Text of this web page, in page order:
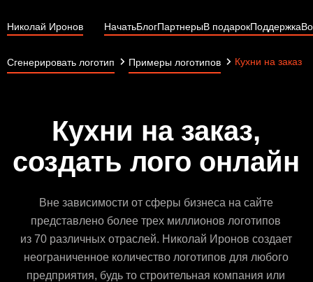
Николай Иронов НачатьБлогПартнерыВ подарокПоддержка
Сгенерировать логотип Примеры логотипов Кухни на заказ
Кухни на заказ,
создать лого онлайн
Вне зависимости от сферы бизнеса на сайте
представлено более трех миллионов логотипов
из 70 различных отраслей. Николай Иронов создает
неограниченное количество логотипов для любого
предприятия, будь то строительная компания или